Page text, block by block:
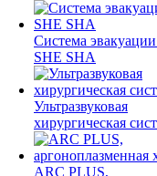
Система
SHE SHA
Ультразвуковая
хирургическая
ARC PLUS,